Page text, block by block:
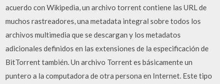
acuerdo con Wikipedia, un archivo torrent contiene las URL de
muchos rastreadores, una metadata integral sobre todos los
archivos multimedia que se descargan y los metadatos
adicionales definidos en las extensiones de la especificación de
BitTorrent también. Un archivo Torrent es básicamente un
puntero a la computadora de otra persona en Internet. Este tipo